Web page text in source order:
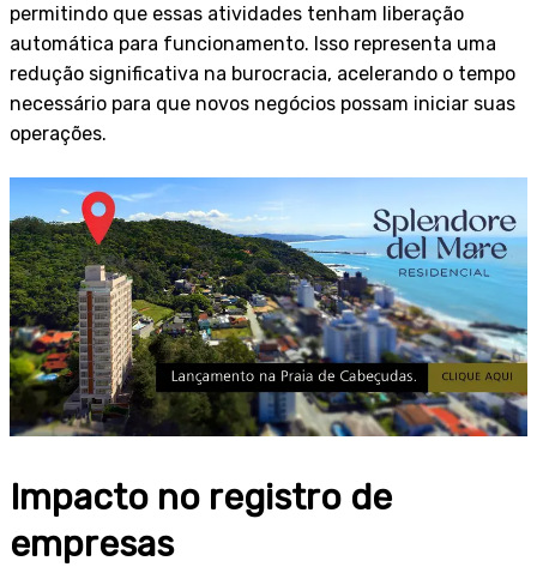
permitindo que essas atividades tenham liberação
automática para funcionamento. Isso representa uma
redução significativa na burocracia, acelerando o tempo
necessário para que novos negócios possam iniciar suas
operações.
Impacto no registro de
empresas